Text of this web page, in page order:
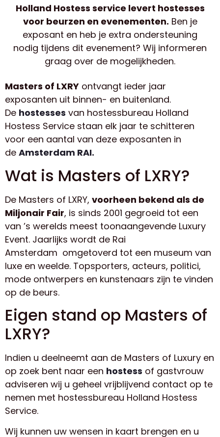
Holland Hostess service levert hostesses
voor beurzen en evenementen. Ben je
exposant en heb je extra ondersteuning
nodig tijdens dit evenement? Wij informeren
graag over de mogelijkheden.
Masters of LXRY ontvangt ieder jaar
exposanten uit binnen- en buitenland.
De hostesses van hostessbureau Holland
Hostess Service staan elk jaar te schitteren
voor een aantal van deze exposanten in
de Amsterdam RAI.
Wat is Masters of LXRY?
De Masters of LXRY, voorheen bekend als de
Miljonair Fair, is sinds 2001 gegroeid tot een
van ’s werelds meest toonaangevende Luxury
Event. Jaarlijks wordt de Rai
Amsterdam omgetoverd tot een museum van
luxe en weelde. Topsporters, acteurs, politici,
mode ontwerpers en kunstenaars zijn te vinden
op de beurs.
Eigen stand op Masters of
LXRY?
Indien u deelneemt aan de Masters of Luxury en
op zoek bent naar een hostess of gastvrouw
adviseren wij u geheel vrijblijvend contact op te
nemen met hostessbureau Holland Hostess
Service.
Wij kunnen uw wensen in kaart brengen en u